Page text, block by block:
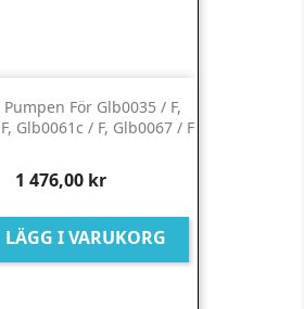
För Glb0035 / F,
Glb0061c / F, Glb0067 / F
Pris
1 476,00 kr
LÄGG I VARUKORG